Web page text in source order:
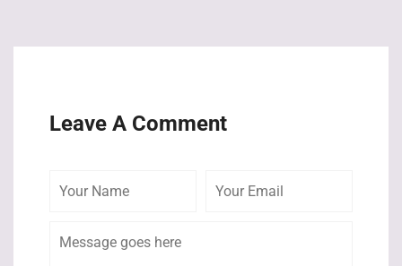
Leave A Comment